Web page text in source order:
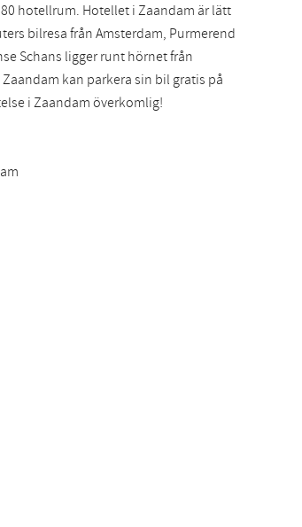
hotellrum. Hotellet i Zaandam är lätt
bilresa från Amsterdam, Purmerend
Schans ligger runt hörnet från
kan parkera sin bil gratis på
i Zaandam överkomlig!